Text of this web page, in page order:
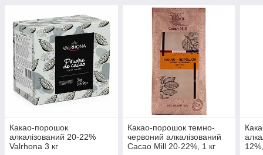
Какао-порошок
алкалізований 20-22%
Valrhona 3 кг
Какао-порошок темно-
червоний алкалізований
Cacao Mill 20-22%, 1 кг